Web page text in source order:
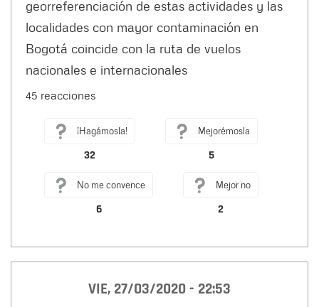
georreferenciación de estas actividades y las
localidades con mayor contaminación en
Bogotá coincide con la ruta de vuelos
nacionales e internacionales
45 reacciones
¡Hagámosla!
32
Mejorémosla
5
No me convence
6
Mejor no
2
VIE, 27/03/2020 - 22:53